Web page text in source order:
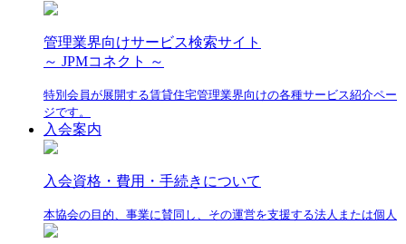
管理業界向けサービス検索サイト
～ JPMコネクト ～
特別会員が展開する賃貸住宅管理業界向けの各種サービス紹介ペー
ジです。
入会案内
入会資格・費用・手続きについて
本協会の目的、事業に賛同し、その運営を支援する法人または個人